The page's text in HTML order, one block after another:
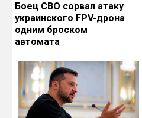
Боец СВО сорвал атаку
украинского FPV-дрона
одним броском
автомата